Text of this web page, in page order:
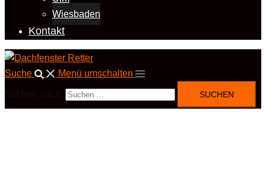
Wiesbaden
Kontakt
Suche Menü umschalten